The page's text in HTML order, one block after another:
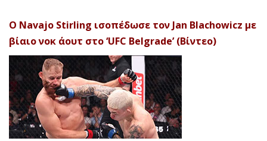
Ο Navajo Stirling ισοπέδωσε τον Jan Blachowicz με
βίαιο νοκ άουτ στο ‘UFC Belgrade’ (Βίντεο)